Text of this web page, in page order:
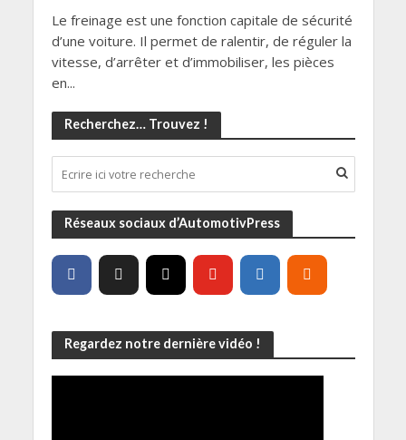
Le freinage est une fonction capitale de sécurité
d’une voiture. Il permet de ralentir, de réguler la
vitesse, d’arrêter et d’immobiliser, les pièces
en...
Recherchez… Trouvez !
Réseaux sociaux d’AutomotivPress
Regardez notre dernière vidéo !